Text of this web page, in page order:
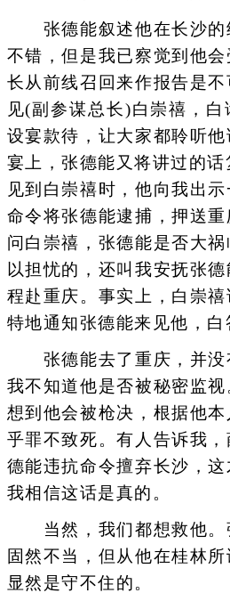
张德能叙述他在长沙的
不错，但是我已察觉到他
长从前线召回来作报告是
见(副参谋总长)白崇禧，
设宴款待，让大家都聆听
宴上，张德能又将讲过的
见到白崇禧时，他向我出
命令将张德能逮捕，押送
问白崇禧，张德能是否大
以担忧的，还叫我安抚张
程赴重庆。事实上，白崇禧
特地通知张德能来见他，白
张德能去了重庆，并没
我不知道他是否被秘密监
想到他会被枪决，根据他
乎罪不致死。有人告诉我
德能违抗命令擅弃长沙，这
我相信这话是真的。
当然，我们都想救他。
固然不当，但从他在桂林
显然是守不住的。